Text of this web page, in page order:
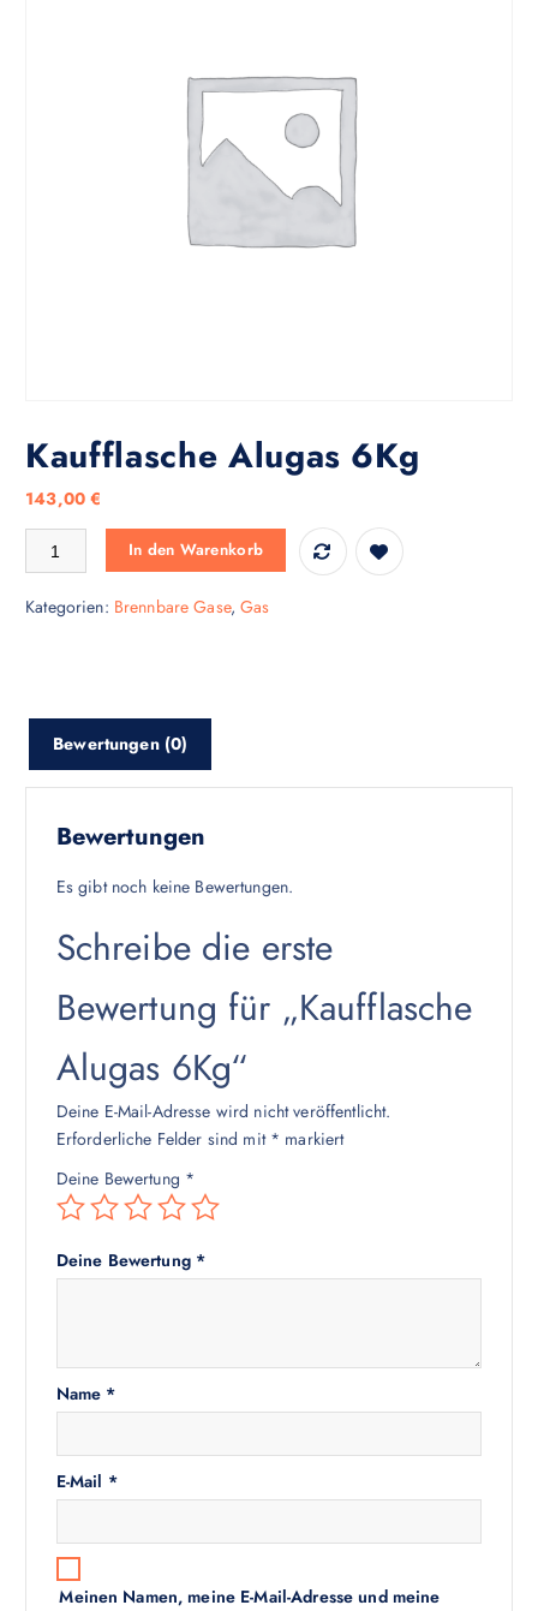
Kaufflasche Alugas 6Kg
143,00€
Kaufflasche Alugas 6Kg Menge
In den Warenkorb
Kategorien: Brennbare Gase,Gas
Bewertungen (0)
Bewertungen
Es gibt noch keine Bewertungen.
Schreibe die erste
Bewertung für „Kaufflasche
Alugas 6Kg“
Deine E-Mail-Adresse wird nicht veröffentlicht.
Erforderliche Felder sind mit * markiert
Deine Bewertung *
Deine Bewertung *
Name *
E-Mail *
Meinen Namen, meine E-Mail-Adresse und meine